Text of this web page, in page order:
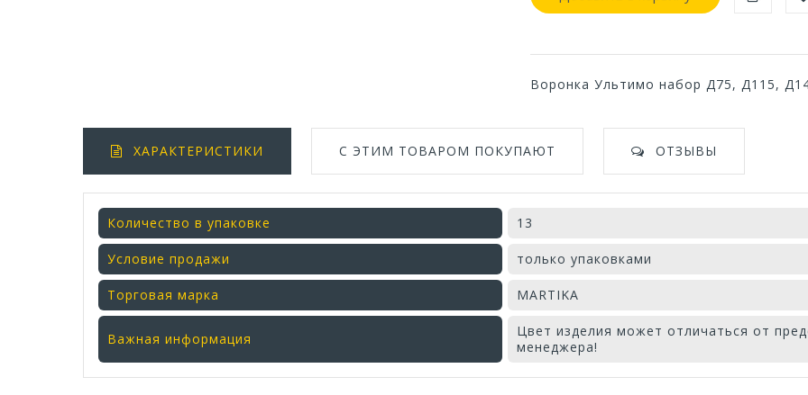
Воронка Ультимо набор Д75, Д115,
ХАРАКТЕРИСТИКИ С ЭТИМ ТОВАРОМ ПОКУПАЮТ ОТЗЫВЫ
Количество в упаковке 13
Условие продажи только упаковками
Торговая марка MARTIKA
Важная информация
Цвет изделия может отличаться от
менеджера!